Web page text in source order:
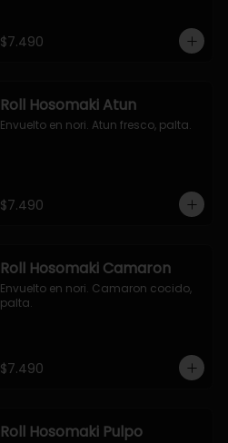
$7.490
Roll Hosomaki Atun
Envuelto en nori. Atun fresco, palta.
$7.490
Roll Hosomaki Camaron
Envuelto en nori. Camaron cocido,
palta.
$7.490
Roll Hosomaki Pulpo